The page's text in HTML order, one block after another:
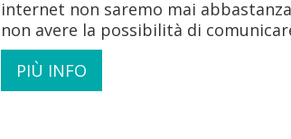
internet non saremo mai
non avere la possibilità di
PIÙ INFO